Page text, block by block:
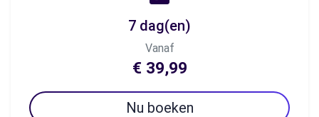
7 dag(en)
Vanaf
€ 39,99
Nu boeken